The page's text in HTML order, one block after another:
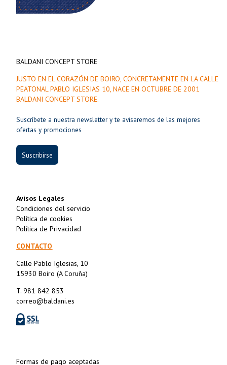
BALDANI CONCEPT STORE
JUSTO EN EL CORAZÓN DE BOIRO, CONCRETAMENTE EN LA CALLE
PEATONAL PABLO IGLESIAS 10, NACE EN OCTUBRE DE 2001
BALDANI CONCEPT STORE.
Suscríbete a nuestra newsletter y te avisaremos de las mejores
ofertas y promociones
Suscribirse
Avisos Legales
Condiciones del servicio
Política de cookies
Política de Privacidad
CONTACTO
Calle Pablo Iglesias, 10
15930 Boiro (A Coruña)
T. 981 842 853
correo@baldani.es
Formas de pago aceptadas